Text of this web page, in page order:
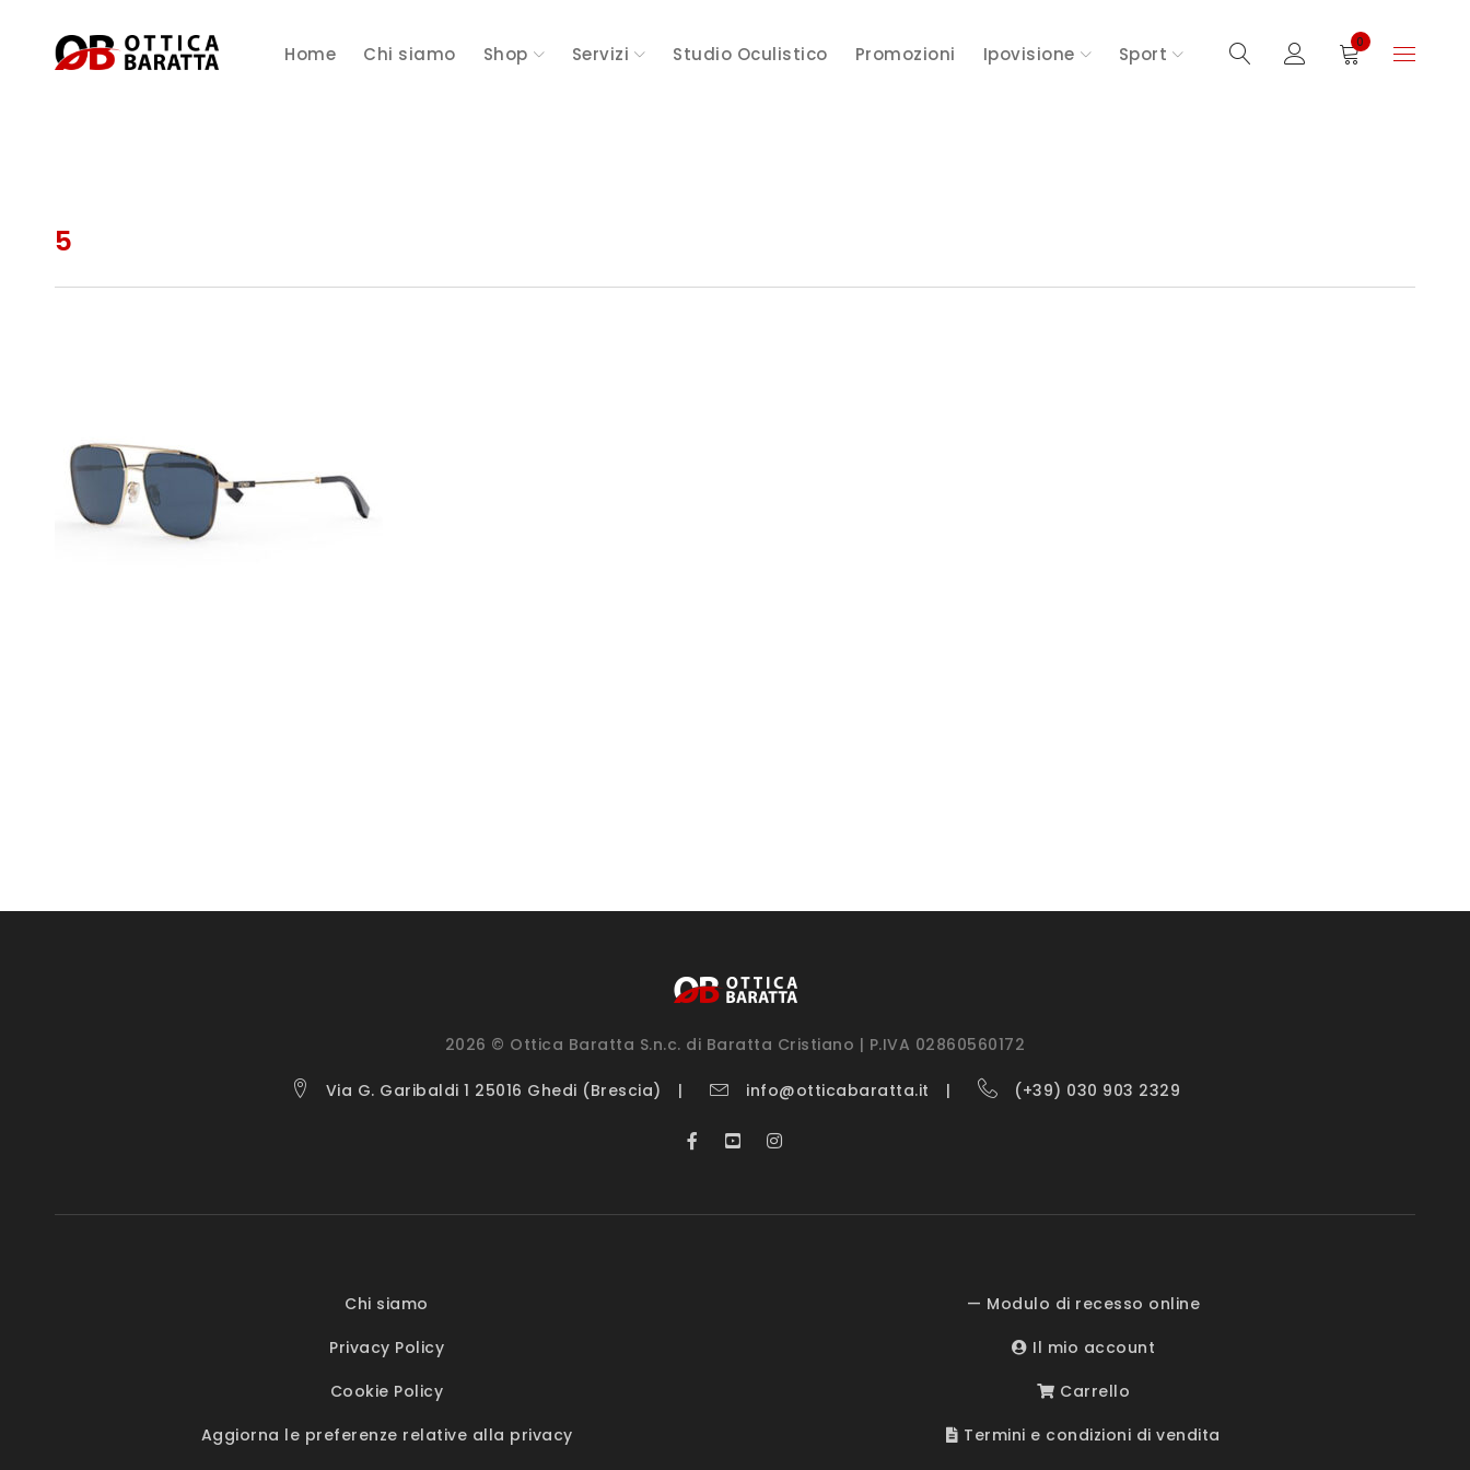
Home Chi siamo Shop Servizi Studio Oculistico Promozioni Ipovisione Sport
0
5
2026 © Ottica Baratta S.n.c. di Baratta Cristiano | P.IVA 02860560172
Via G. Garibaldi 1 25016 Ghedi (Brescia) info@otticabaratta.it (+39) 030 903 2329
Chi siamo
Privacy Policy
Cookie Policy
Aggiorna le preferenze relative alla privacy
— Modulo di recesso online
Il mio account
Carrello
Termini e condizioni di vendita